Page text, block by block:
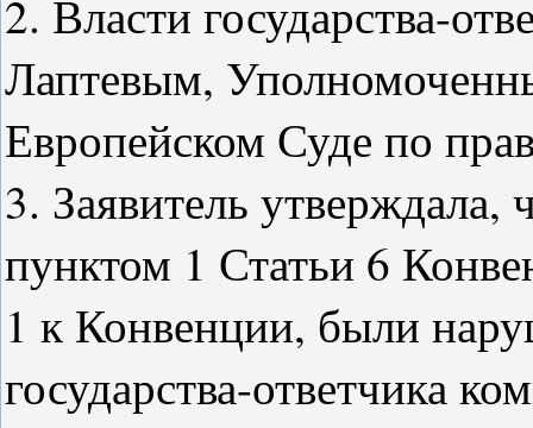
2. Власти государства-
Лаптевым,
Европейском Суде по
3. Заявитель утверждала,
пунктом 1 Статьи 6
1 к Конвенции, были
государства-ответчика